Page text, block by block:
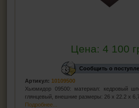
Цена:4 100
Сообщить о
Артикул: 10109500
Хьюмидор 09500: материал: кедровый
глянцевый, внешние размеры: 26 х 22.2 х
Подробнее...